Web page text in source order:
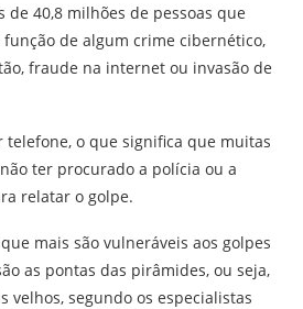
de 40,8 milhões de pessoas que
de algum crime cibernético,
fraude na internet ou invasão de
o que significa que muitas
ter procurado a polícia ou a
relatar o golpe.
mais são vulneráveis aos golpes
as pontas das pirâmides, ou seja,
velhos, segundo os especialistas